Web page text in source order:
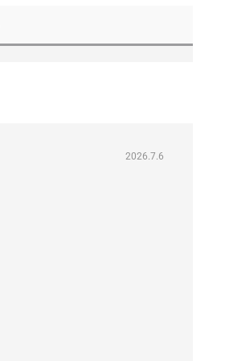
2026.7.6